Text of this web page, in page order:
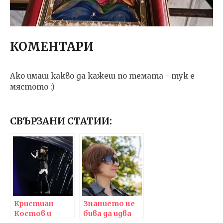
КОМЕНТАРИ
Ако имаш какво да кажеш по темата - тук е
мястото :)
СВЪРЗАНИ СТАТИИ:
Кристиан
Костов и
Знанието не
бива да идва